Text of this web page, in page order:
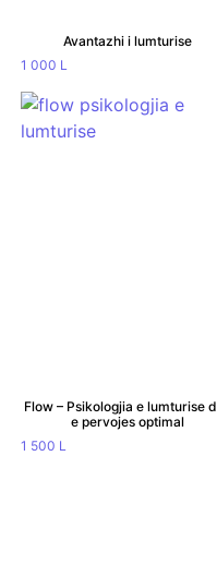
Avantazhi i lumturise
1 000 L
Flow – Psikologjia e lumturise
e pervojes optimal
1 500 L